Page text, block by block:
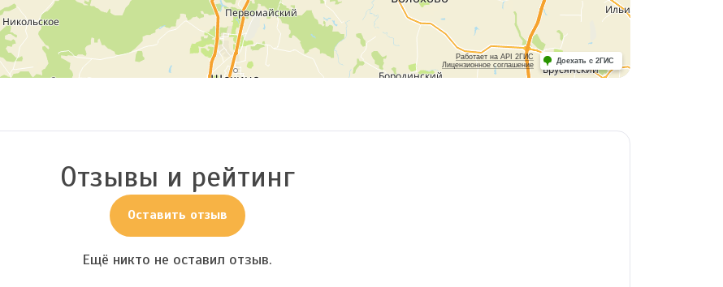
Работает на API 2ГИС
Лицензионное соглашение
Доехать с 2ГИС
Отзывы и рейтинг
Оставить отзыв
Ещё никто не оставил отзыв.